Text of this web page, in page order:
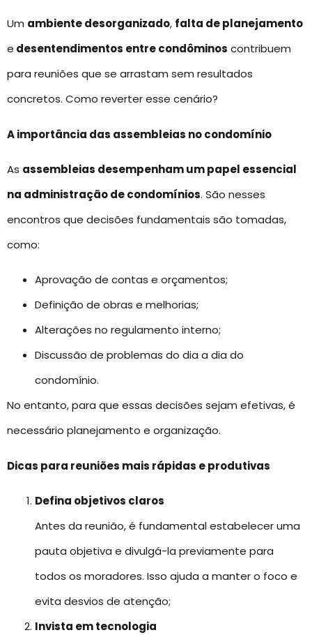
Um ambiente desorganizado, falta de planejamento
e desentendimentos entre condôminos contribuem
para reuniões que se arrastam sem resultados
concretos. Como reverter esse cenário?
A importância das assembleias no condomínio
As assembleias desempenham um papel essencial
na administração de condomínios. São nesses
encontros que decisões fundamentais são tomadas,
como:
Aprovação de contas e orçamentos;
Definição de obras e melhorias;
Alterações no regulamento interno;
Discussão de problemas do dia a dia do
condomínio.
No entanto, para que essas decisões sejam efetivas, é
necessário planejamento e organização.
Dicas para reuniões mais rápidas e produtivas
Defina objetivos claros
Antes da reunião, é fundamental estabelecer uma
pauta objetiva e divulgá-la previamente para
todos os moradores. Isso ajuda a manter o foco e
evita desvios de atenção;
Invista em tecnologia